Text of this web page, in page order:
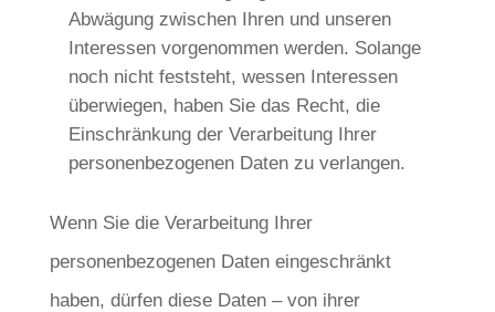
Abwägung zwischen Ihren und unseren
Interessen vorgenommen werden. Solange
noch nicht feststeht, wessen Interessen
überwiegen, haben Sie das Recht, die
Einschränkung der Verarbeitung Ihrer
personenbezogenen Daten zu verlangen.
Wenn Sie die Verarbeitung Ihrer
personenbezogenen Daten eingeschränkt
haben, dürfen diese Daten – von ihrer